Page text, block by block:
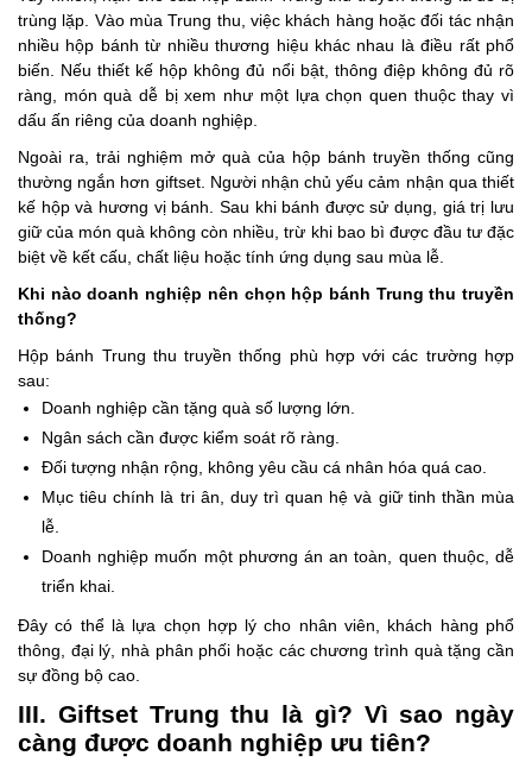
trùng lặp. Vào mùa Trung thu, việc khách hàng hoặc đối tác nhận
nhiều hộp bánh từ nhiều thương hiệu khác nhau là điều rất phổ
biến. Nếu thiết kế hộp không đủ nổi bật, thông điệp không đủ rõ
ràng, món quà dễ bị xem như một lựa chọn quen thuộc thay vì
dấu ấn riêng của doanh nghiệp.
Ngoài ra, trải nghiệm mở quà của hộp bánh truyền thống cũng
thường ngắn hơn giftset. Người nhận chủ yếu cảm nhận qua thiết
kế hộp và hương vị bánh. Sau khi bánh được sử dụng, giá trị lưu
giữ của món quà không còn nhiều, trừ khi bao bì được đầu tư đặc
biệt về kết cấu, chất liệu hoặc tính ứng dụng sau mùa lễ.
Khi nào doanh nghiệp nên chọn hộp bánh Trung thu truyền
thống?
Hộp bánh Trung thu truyền thống phù hợp với các trường hợp
sau:
Doanh nghiệp cần tặng quà số lượng lớn.
Ngân sách cần được kiểm soát rõ ràng.
Đối tượng nhận rộng, không yêu cầu cá nhân hóa quá cao.
Mục tiêu chính là tri ân, duy trì quan hệ và giữ tinh thần mùa
lễ.
Doanh nghiệp muốn một phương án an toàn, quen thuộc, dễ
triển khai.
Đây có thể là lựa chọn hợp lý cho nhân viên, khách hàng phổ
thông, đại lý, nhà phân phối hoặc các chương trình quà tặng cần
sự đồng bộ cao.
III. Giftset Trung thu là gì? Vì sao ngày
càng được doanh nghiệp ưu tiên?